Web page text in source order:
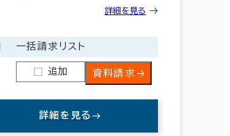
詳細を見る
一括請求リスト
追加 資料請求
詳細を見る